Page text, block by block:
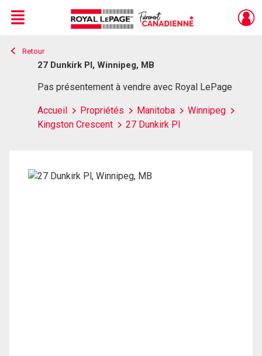
Live
En Direct
Menu
Retour
27 Dunkirk Pl, Winnipeg, MB
Pas présentement à vendre avec Royal LePage
Accueil Propriétés Manitoba
Winnipeg
Kingston Crescent
27 Dunkirk Pl